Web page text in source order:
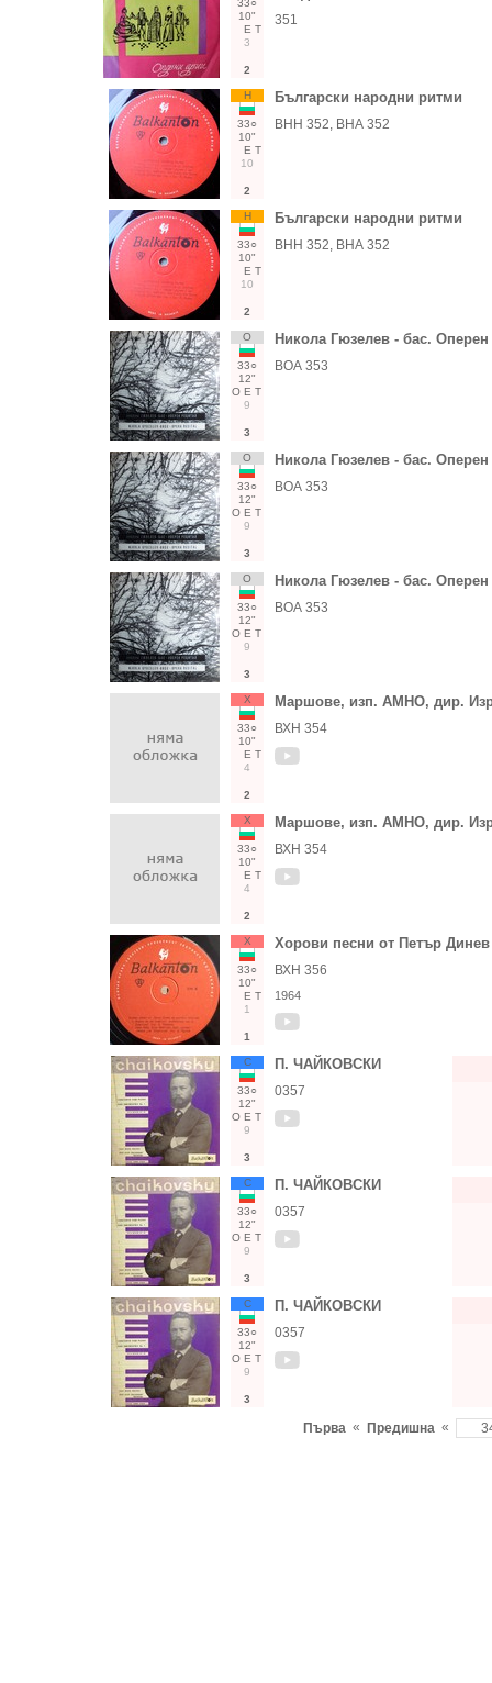
33○
10"
Е Т
3
2
351
Н
33○
10"
Е Т
10
2
Български народни ритми
ВНН 352, ВНА 352
Н
33○
10"
Е Т
10
2
Български народни ритми
ВНН 352, ВНА 352
О
33○
12"
О Е Т
9
3
Никола Гюзелев - бас. Оперен
ВОА 353
О
33○
12"
О Е Т
9
3
Никола Гюзелев - бас. Оперен
ВОА 353
О
33○
12"
О Е Т
9
3
Никола Гюзелев - бас. Оперен
ВОА 353
Х
33○
10"
Е Т
4
2
Маршове, изп. АМНО, дир.
ВХН 354
Х
33○
10"
Е Т
4
2
Маршове, изп. АМНО, дир.
ВХН 354
Х
33○
10"
Е Т
1
1
Хорови песни от Петър
ВХН 356
1964
С
33○
12"
О Е Т
9
3
П. ЧАЙКОВСКИ
0357
С
33○
12"
О Е Т
9
3
П. ЧАЙКОВСКИ
0357
С
33○
12"
О Е Т
9
3
П. ЧАЙКОВСКИ
0357
Първа « Предишна «